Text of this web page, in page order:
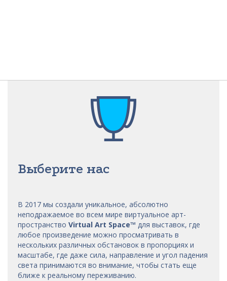
Выберите нас
В 2017 мы создали уникальное, абсолютно
неподражаемое во всем мире виртуальное арт-
пространство Virtual Art Space™ для выставок, где
любое произведение можно просматривать в
нескольких различных обстановок в пропорциях и
масштабе, где даже сила, направление и угол падения
света принимаются во внимание, чтобы стать еще
ближе к реальному переживанию.